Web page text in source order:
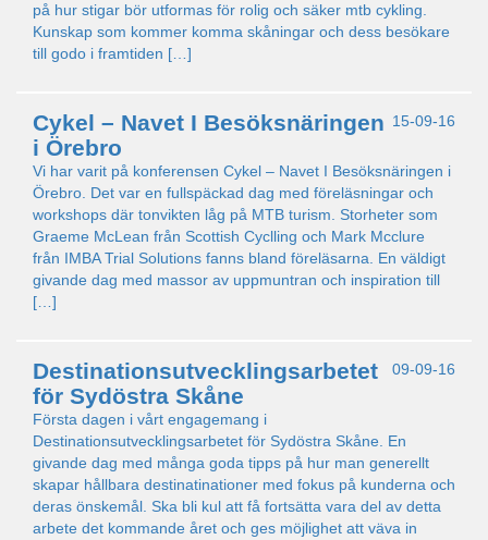
på hur stigar bör utformas för rolig och säker mtb cykling.
Kunskap som kommer komma skåningar och dess besökare
till godo i framtiden […]
15-09-16
Cykel – Navet I Besöksnäringen
i Örebro
Vi har varit på konferensen Cykel – Navet I Besöksnäringen i
Örebro. Det var en fullspäckad dag med föreläsningar och
workshops där tonvikten låg på MTB turism. Storheter som
Graeme McLean från Scottish Cyclling och Mark Mcclure
från IMBA Trial Solutions fanns bland föreläsarna. En väldigt
givande dag med massor av uppmuntran och inspiration till
[…]
09-09-16
Destinationsutvecklingsarbetet
för Sydöstra Skåne
Första dagen i vårt engagemang i
Destinationsutvecklingsarbetet för Sydöstra Skåne. En
givande dag med många goda tipps på hur man generellt
skapar hållbara destinatinationer med fokus på kunderna och
deras önskemål. Ska bli kul att få fortsätta vara del av detta
arbete det kommande året och ges möjlighet att väva in